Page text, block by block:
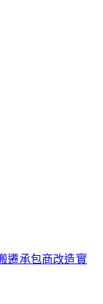
遷​​承包商改造​​實